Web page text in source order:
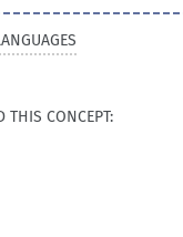
THIS CONCEPT: